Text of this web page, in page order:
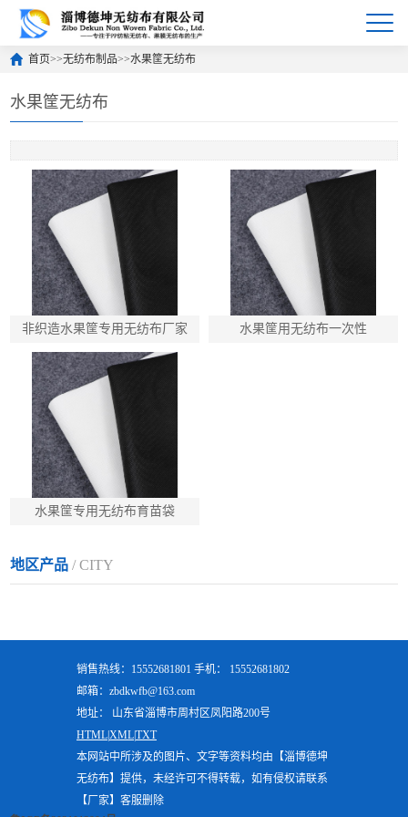
首页>>无纺布制品>>水果筐无纺布
水果筐无纺布
非织造水果筐专用无纺布厂家 水果筐用无纺布一次性
水果筐专用无纺布育苗袋
地区产品/ CITY
销售热线：15552681801 手机： 15552681802
邮箱：zbdkwfb@163.com
地址： 山东省淄博市周村区凤阳路200号
HTML|XML|TXT
本网站中所涉及的图片、文字等资料均由【淄博德坤
无纺布】提供，未经许可不得转载，如有侵权请联系
【厂家】客服删除